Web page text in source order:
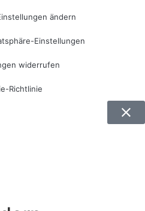
ändern
Einstellungen
widerrufen
Richtlinie